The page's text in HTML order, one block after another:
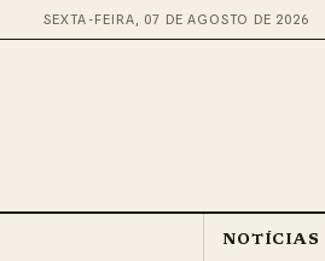
SEXTA-FEIRA, 07 DE AGOSTO DE 2026
NOTÍCIAS